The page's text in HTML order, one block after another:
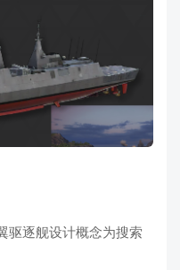
驱逐舰设计概念为搜索